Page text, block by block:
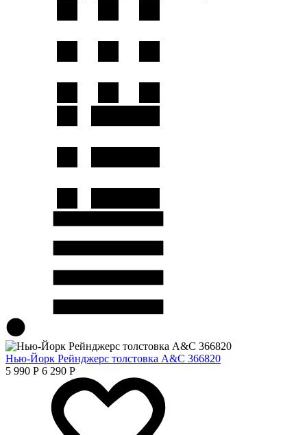
Нью-Йорк Рейнджерс толстовка A&C 366820
5 990 Р 6 290 Р